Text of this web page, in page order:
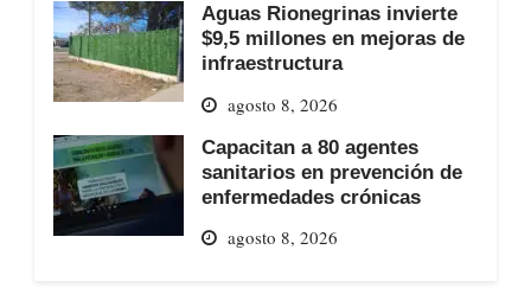
Aguas Rionegrinas invierte
$9,5 millones en mejoras de
infraestructura
agosto 8, 2026
Capacitan a 80 agentes
sanitarios en prevención de
enfermedades crónicas
agosto 8, 2026